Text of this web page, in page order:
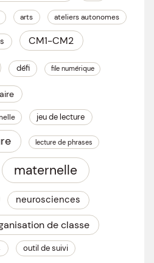
arts ateliers autonomes
CM1-CM2
défi file numérique
jeu de lecture
lecture de phrases
maternelle
neurosciences
de classe
outil de suivi